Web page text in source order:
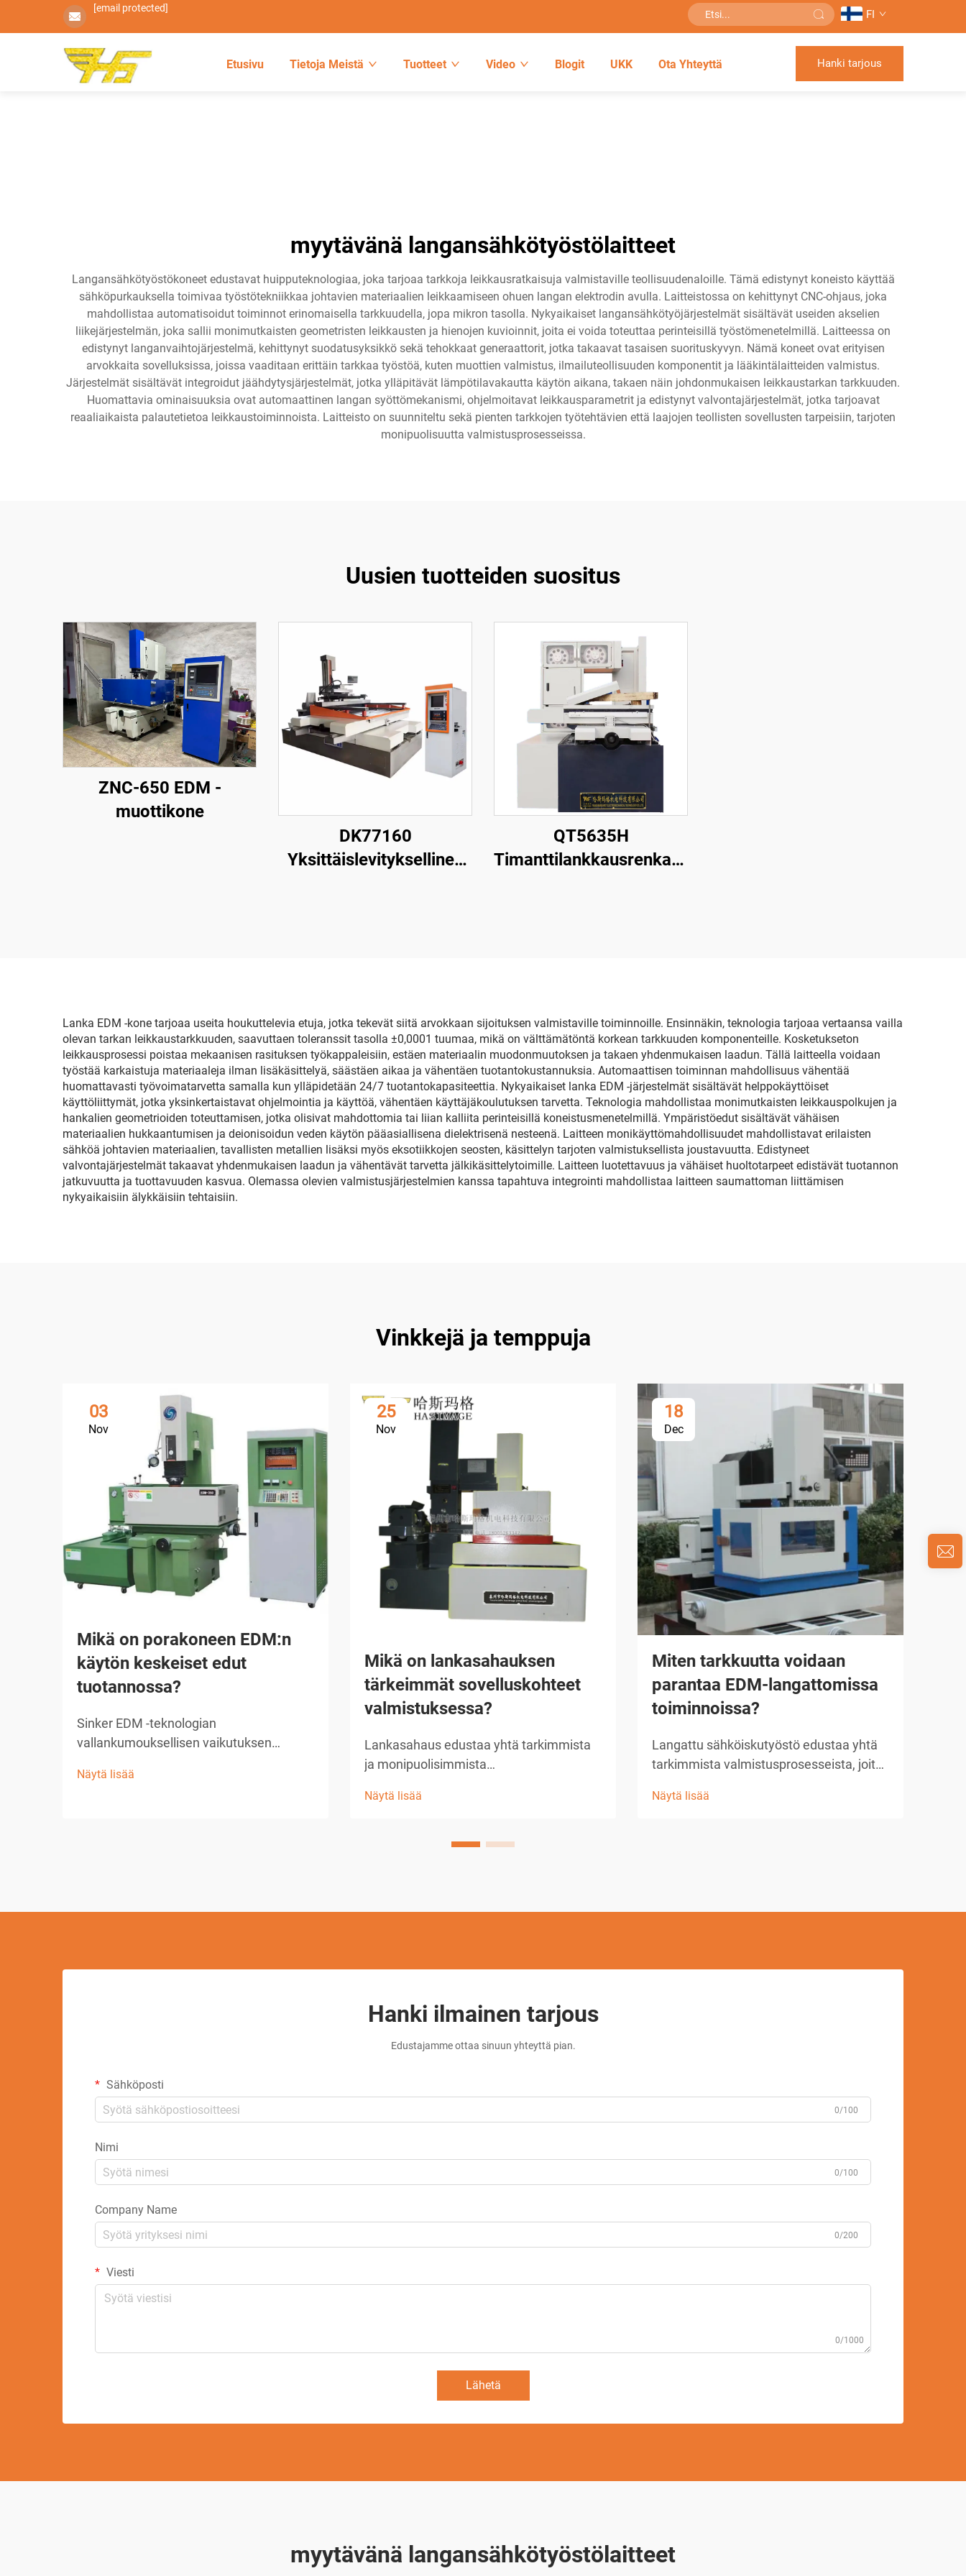
[email protected] FI
Etusivu Tietoja Meistä Tuotteet Video Blogit UKK Ota Yhteyttä Hanki tarjous
myytävänä langansähkötyöstölaitteet
Langansähkötyöstökoneet edustavat huipputeknologiaa, joka tarjoaa tarkkoja leikkausratkaisuja valmistaville teollisuudenaloille. Tämä edistynyt koneisto käyttää
sähköpurkauksella toimivaa työstötekniikkaa johtavien materiaalien leikkaamiseen ohuen langan elektrodin avulla. Laitteistossa on kehittynyt CNC-ohjaus, joka
mahdollistaa automatisoidut toiminnot erinomaisella tarkkuudella, jopa mikron tasolla. Nykyaikaiset langansähkötyöjärjestelmät sisältävät useiden akselien
liikejärjestelmän, joka sallii monimutkaisten geometristen leikkausten ja hienojen kuvioinnit, joita ei voida toteuttaa perinteisillä työstömenetelmillä. Laitteessa on
edistynyt langanvaihtojärjestelmä, kehittynyt suodatusyksikkö sekä tehokkaat generaattorit, jotka takaavat tasaisen suorituskyvyn. Nämä koneet ovat erityisen
arvokkaita sovelluksissa, joissa vaaditaan erittäin tarkkaa työstöä, kuten muottien valmistus, ilmailuteollisuuden komponentit ja lääkintälaitteiden valmistus.
Järjestelmät sisältävät integroidut jäähdytysjärjestelmät, jotka ylläpitävät lämpötilavakautta käytön aikana, takaen näin johdonmukaisen leikkaustarkan tarkkuuden.
Huomattavia ominaisuuksia ovat automaattinen langan syöttömekanismi, ohjelmoitavat leikkausparametrit ja edistynyt valvontajärjestelmät, jotka tarjoavat
reaaliaikaista palautetietoa leikkaustoiminnoista. Laitteisto on suunniteltu sekä pienten tarkkojen työtehtävien että laajojen teollisten sovellusten tarpeisiin, tarjoten
monipuolisuutta valmistusprosesseissa.
Uusien tuotteiden suositus
ZNC-650 EDM -
muottikone
DK77160
Yksittäislevityksellinen
QT5635H
Timanttilankkausrenkaan
Lanka EDM -kone tarjoaa useita houkuttelevia etuja, jotka tekevät siitä arvokkaan sijoituksen valmistaville toiminnoille. Ensinnäkin, teknologia tarjoaa vertaansa vailla
olevan tarkan leikkaustarkkuuden, saavuttaen toleranssit tasolla ±0,0001 tuumaa, mikä on välttämätöntä korkean tarkkuuden komponenteille. Kosketukseton
leikkausprosessi poistaa mekaanisen rasituksen työkappaleisiin, estäen materiaalin muodonmuutoksen ja takaen yhdenmukaisen laadun. Tällä laitteella voidaan
työstää karkaistuja materiaaleja ilman lisäkäsittelyä, säästäen aikaa ja vähentäen tuotantokustannuksia. Automaattisen toiminnan mahdollisuus vähentää
huomattavasti työvoimatarvetta samalla kun ylläpidetään 24/7 tuotantokapasiteettia. Nykyaikaiset lanka EDM -järjestelmät sisältävät helppokäyttöiset
käyttöliittymät, jotka yksinkertaistavat ohjelmointia ja käyttöä, vähentäen käyttäjäkoulutuksen tarvetta. Teknologia mahdollistaa monimutkaisten leikkauspolkujen ja
hankalien geometrioiden toteuttamisen, jotka olisivat mahdottomia tai liian kalliita perinteisillä koneistusmenetelmillä. Ympäristöedut sisältävät vähäisen
materiaalien hukkaantumisen ja deionisoidun veden käytön pääasiallisena dielektrisenä nesteenä. Laitteen monikäyttömahdollisuudet mahdollistavat erilaisten
sähköä johtavien materiaalien, tavallisten metallien lisäksi myös eksotiikkojen seosten, käsittelyn tarjoten valmistuksellista joustavuutta. Edistyneet
valvontajärjestelmät takaavat yhdenmukaisen laadun ja vähentävät tarvetta jälkikäsittelytoimille. Laitteen luotettavuus ja vähäiset huoltotarpeet edistävät tuotannon
jatkuvuutta ja tuottavuuden kasvua. Olemassa olevien valmistusjärjestelmien kanssa tapahtuva integrointi mahdollistaa laitteen saumattoman liittämisen
nykyaikaisiin älykkäisiin tehtaisiin.
Vinkkejä ja temppuja
03
Nov
Mikä on porakoneen EDM:n
käytön keskeiset edut
tuotannossa?
Sinker EDM -teknologian
vallankumouksellisen vaikutuksen
vaatii tarkkuutta, tehokkuutta ja
Näytä lisää
25
Nov
Mikä on lankasahauksen
tärkeimmät sovelluskohteet
valmistuksessa?
Lankasahaus edustaa yhtä tarkimmista
ja monipuolisimmista
nykyaikainen teollisuus voi käyttää. Tämä
sähköpurkauksia ohuen langan ja
Näytä lisää
18
Dec
Miten tarkkuutta voidaan
parantaa EDM-langattomissa
toiminnoissa?
Langattu sähköiskutyöstö edustaa yhtä
tarkimmista valmistusprosesseista, joita
toiminnoissa. Kun käyttäjät pyrkivät
Näytä lisää
Hanki ilmainen tarjous
Edustajamme ottaa sinuun yhteyttä pian.
Sähköposti
0/100
Nimi
0/100
Company Name
0/200
Viesti
0/1000
Lähetä
myytävänä langansähkötyöstölaitteet